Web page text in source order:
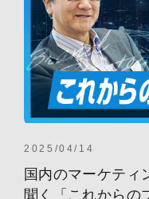
2025/04/14
国内のマーケティ
聞く「これからの